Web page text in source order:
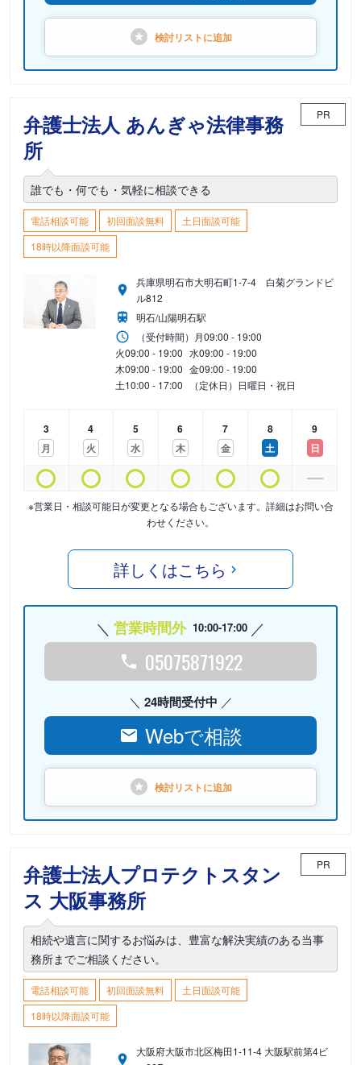
検討リストに追加
弁護士法人 あんぎゃ法律事務
所
PR
誰でも・何でも・気軽に相談できる
電話相談可能 初回面談無料
土日面談可能
18時以降面談可能
兵庫県明石市大明石町1-7-4 白菊グランドビ
ル812
明石/山陽明石駅
（受付時間） 月09:00 - 19:00
火09:00 - 19:00 水09:00 - 19:00
木09:00 - 19:00 金09:00 - 19:00
土10:00 - 17:00 （定休日）日曜日・祝日
3
月
4
火
5
水
6
木
7
金
8
土
9
日
※営業日・相談可能日が変更となる場合もございます。詳細はお問い合
わせください。
詳しくはこちら
営業時間外 10:00-17:00
05075871922
24時間受付中
Webで相談
検討リストに追加
弁護士法人プロテクトスタン
ス 大阪事務所
PR
相続や遺言に関するお悩みは、豊富な解決実績のある当事
務所までご相談ください。
電話相談可能 初回面談無料
土日面談可能
18時以降面談可能
大阪府大阪市北区梅田1-11-4 大阪駅前第4ビ